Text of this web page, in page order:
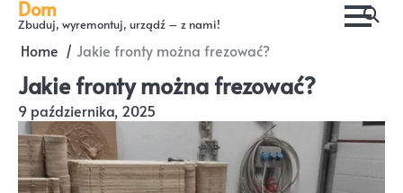
Skip
content
Dom
Zbuduj, wyremontuj, urządź – z nami!
Home Jakie fronty można frezować?
Jakie fronty można frezować?
9 października, 2025